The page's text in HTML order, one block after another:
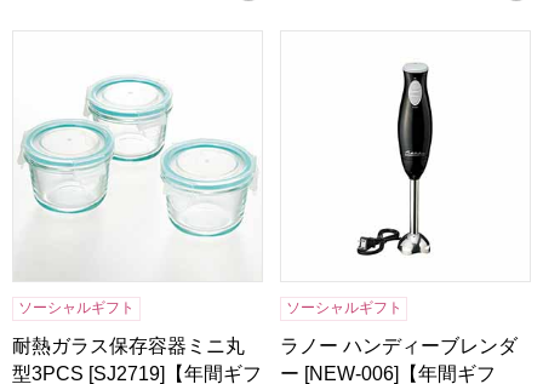
ソーシャルギフト
耐熱ガラス保存容器ミニ丸
型3PCS [SJ2719]【年間ギフ
ソーシャルギフト
ラノー ハンディーブレンダ
ー [NEW-006]【年間ギフ